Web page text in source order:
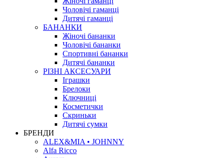
Чоловічі гаманці
Дитячі гаманці
БАНАНКИ
Жіночі бананки
Чоловічі бананки
Спортивні бананки
Дитячі бананки
РІЗНІ АКСЕСУАРИ
Іграшки
Брелоки
Ключниці
Косметички
Скриньки
Дитячі сумки
БРЕНДИ
ALEX&MIA • JOHNNY
Alfa Ricco